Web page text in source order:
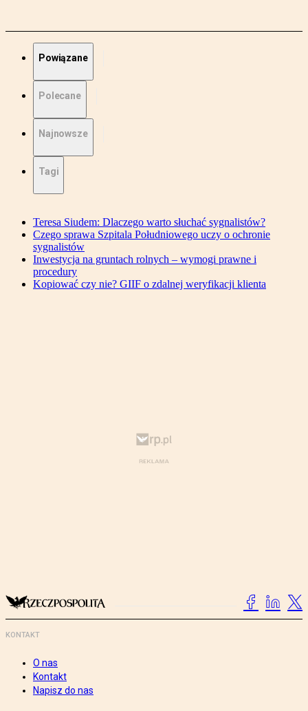
Powiązane
Polecane
Najnowsze
Tagi
Teresa Siudem: Dlaczego warto słuchać sygnalistów?
Czego sprawa Szpitala Południowego uczy o ochronie
sygnalistów
Inwestycja na gruntach rolnych – wymogi prawne i
procedury
Kopiować czy nie? GIIF o zdalnej weryfikacji klienta
KONTAKT
O nas
Kontakt
Napisz do nas